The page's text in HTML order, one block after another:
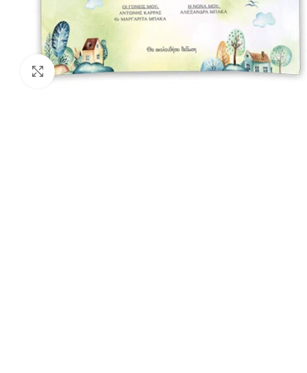
Click to enlarge